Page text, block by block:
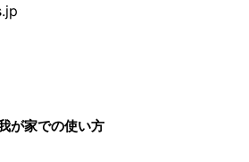
が家での使い方